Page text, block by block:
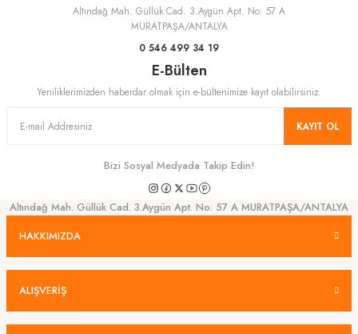
Gönder
Altındağ Mah. Güllük Cad. 3.Aygün Apt. No: 57 A
MURATPAŞA/ANTALYA
0 546 499 34 19
E-Bülten
Yeniliklerimizden haberdar olmak için e-bültenimize kayıt olabilirsiniz.
KAYIT OL
Bizi Sosyal Medyada Takip Edin!
Altındağ Mah. Güllük Cad. 3.Aygün Apt. No: 57 A MURATPAŞA/ANTALYA
HAKKIMIZDA
ALIŞVERİŞ